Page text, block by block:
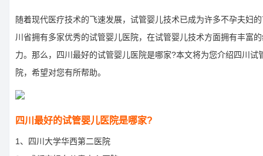
随着现代医疗技术的飞速发展，试管婴儿技术已成为许多不孕夫妇
川省拥有多家优秀的试管婴儿医院，在试管婴儿技术方面拥有丰富
力。那么，四川最好的试管婴儿医院是哪家?本文将为您介绍四川试
院，希望对您有所帮助。
四川最好的试管婴儿医院是哪家?
1、四川大学华西第二医院